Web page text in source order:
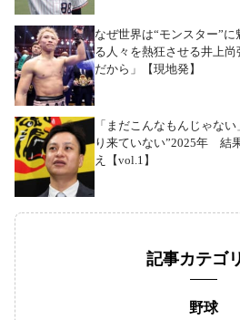
なぜ世界は“モンスター”
る人々を熱狂させる井上
だから」【現地発】
「まだこんなもんじゃな
り来ていない”2025年 結
え【vol.1】
記事カテゴ
野球